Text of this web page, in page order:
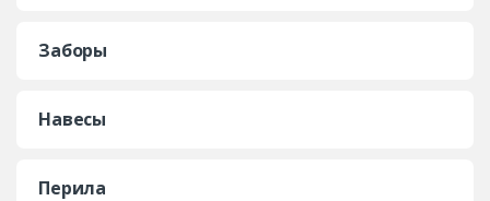
Заборы
Навесы
Перила